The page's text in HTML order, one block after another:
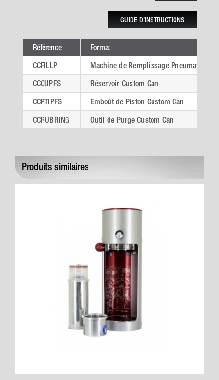
GUIDE D’INSTRUCTIONS
Référence Format
CCFILLP Machine de Remplissage Pneumatique
CCCUPFS Réservoir Custom Can
CCPTIPFS Emboût de Piston Custom Can
CCRUBRING Outil de Purge Custom Can
Produits similaires